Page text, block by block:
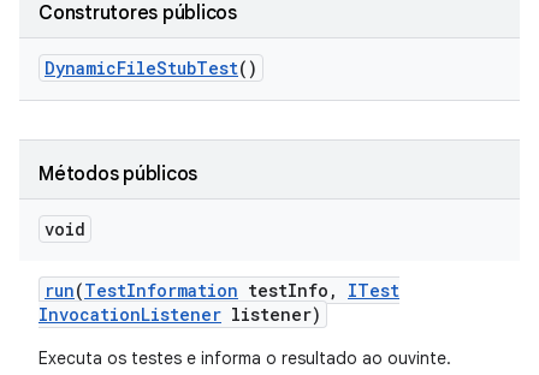
Construtores públicos
DynamicFileStubTest()
Métodos públicos
void
run(TestInformation testInfo ,
ITest
InvocationListener listener)
Executa os testes e informa o resultado ao ouvinte.